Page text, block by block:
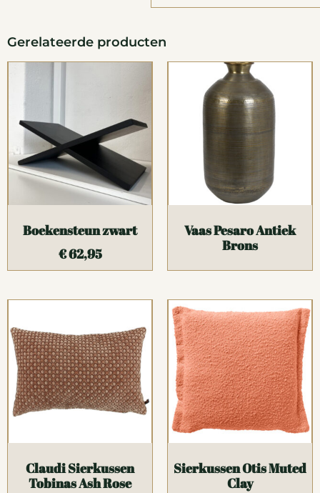
Gerelateerde producten
Boekensteun zwart
€62,95
Vaas Pesaro Antiek
Brons
Claudi Sierkussen
Tobinas Ash Rose
Sierkussen Otis Muted
Clay